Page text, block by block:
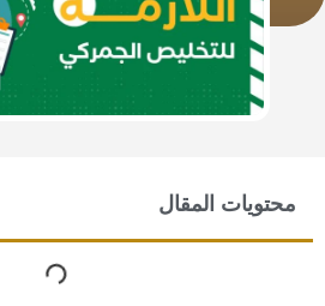
محتويات المقال